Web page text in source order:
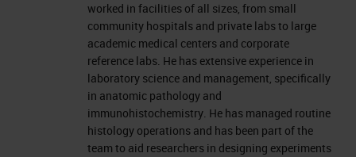
worked in facilities of all sizes, from small
community hospitals and private labs to large
academic medical centers and corporate
reference labs. He has extensive experience in
laboratory science and management, specifically
in anatomic pathology and
immunohistochemistry. He has managed routine
histology operations and has been part of the
team to aid researchers in designing experiments